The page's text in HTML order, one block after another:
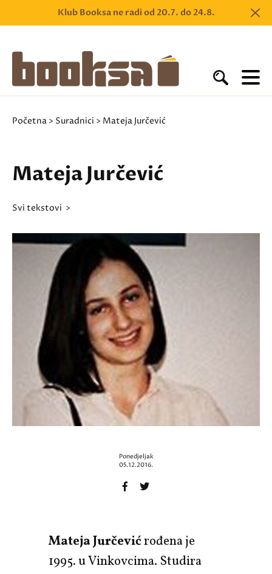
Klub Booksa ne radi od 20.7. do 24.8.
Početna > Suradnici > Mateja Jurčević
Mateja Jurčević
svi tekstovi >
Ponedjeljak
05.12.2016.
Mateja Jurčevićrođena je
1995. u Vinkovcima. Studira